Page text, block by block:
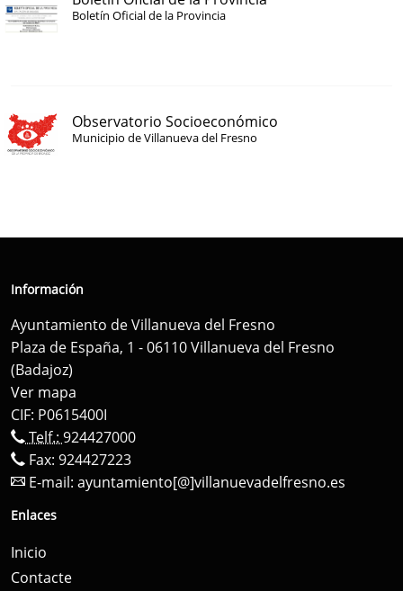
Boletín Oficial de la Provincia
Observatorio Socioeconómico
Municipio de Villanueva del Fresno
Información
Ayuntamiento de Villanueva del Fresno
Plaza de España, 1 - 06110 Villanueva del Fresno
(Badajoz)
Ver mapa
CIF: P0615400I
Telf.: 924427000
Fax: 924427223
E-mail: ayuntamiento[@]villanuevadelfresno.es
Enlaces
Inicio
Contacte